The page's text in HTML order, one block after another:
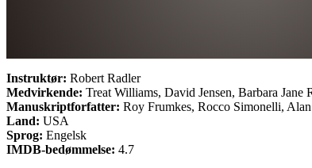
Instruktør: Robert Radler
Medvirkende: Treat Williams, David Jensen, Barbara Jane
Manuskriptforfatter: Roy Frumkes, Rocco Simonelli,
Land: USA
Sprog: Engelsk
IMDB-bedømmelse: 4.7